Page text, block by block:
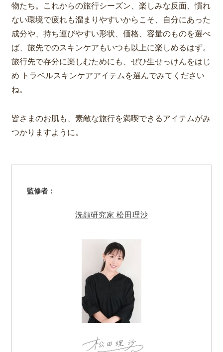
物たち。これからの旅行シーズン、楽しみな反面、慣れ
ない環境で疲れも溜まりやすいからこそ、自分にあった
成分や、持ち運びやすい形状、価格、容量のものを選べ
ば、旅先でのスキンケアもいつも以上に楽しめるはず。
旅行先で存分に楽しむためにも、ぜひ生せっけんをはじ
め トラベルスキンケアアイテムを選んでみてください
ね。
皆さまのお肌も、素敵な旅行を満喫できるアイテムがみ
つかりますように。
監修者：
洗顔研究家 松田理沙